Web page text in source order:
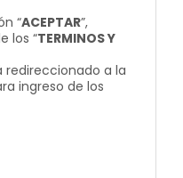
“ACEPTAR”,
los “TERMINOS Y
redireccionado a la
ingreso de los